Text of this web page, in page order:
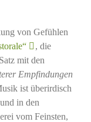
von Gefühlen
, die
mit den
Empfindungen
ist überirdisch
in den
vom Feinsten,